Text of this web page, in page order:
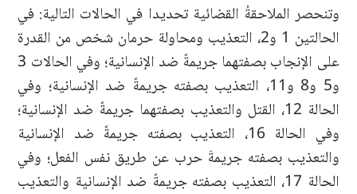
وتنحصر الملاحقةُ القضائية تحديدا في الحالات التالية: في
الحالتين 1 و2، التعذيب ومحاولة حرمان شخص من القدرة
على الإنجاب بصفتهما جريمةً ضد الإنسانية؛ وفي الحالات 3
و5 و8 و11، التعذيب بصفته جريمةً ضد الإنسانية؛ وفي
الحالة 12، القتل والتعذيب بصفتهما جريمةً ضد الإنسانية؛
وفي الحالة 16، التعذيب بصفته جريمةً ضد الإنسانية
والتعذيب بصفته جريمةَ حرب عن طريق نفس الفعل؛ وفي
الحالة 17، التعذيب بصفته جريمةً ضد الإنسانية والتعذيب